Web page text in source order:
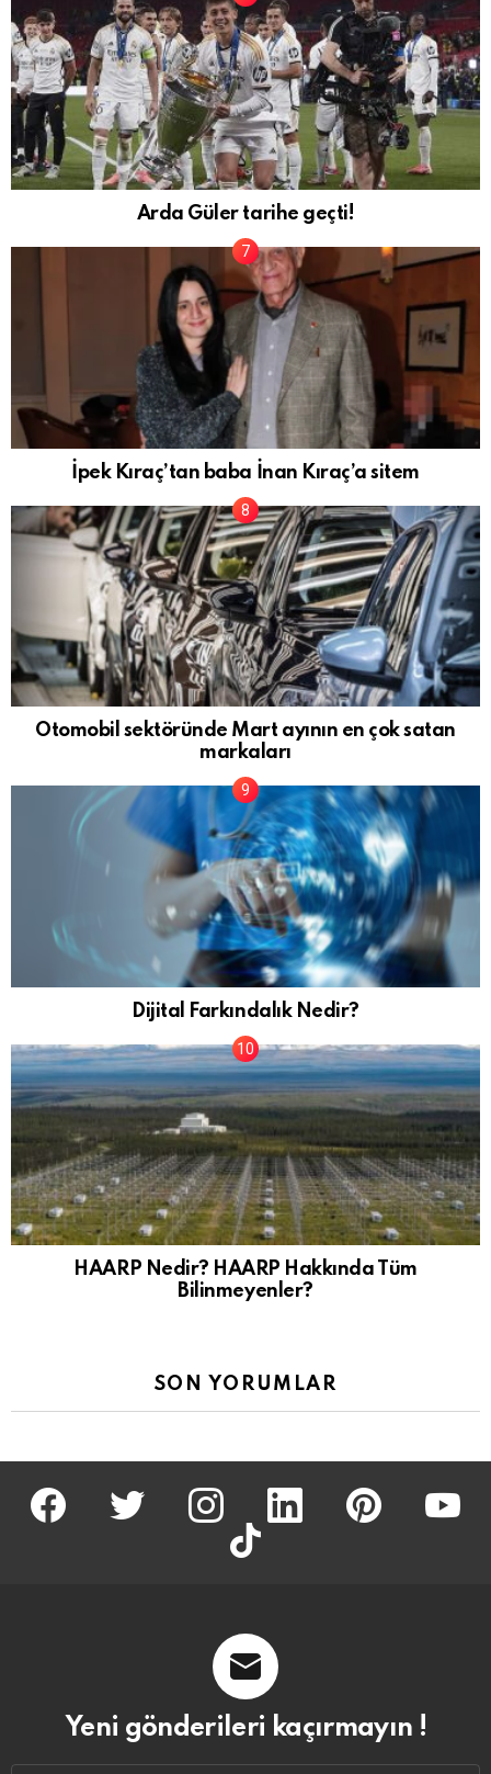
Arda Güler tarihe geçti!
İpek Kıraç’tan baba İnan Kıraç’a sitem
Otomobil sektöründe Mart ayının en çok satan
markaları
Dijital Farkındalık Nedir?
HAARP Nedir? HAARP Hakkında Tüm
Bilinmeyenler?
SON YORUMLAR
facebook twitter İnstagram linkedin pinterest
tiktok
Yeni gönderileri kaçırmayın !